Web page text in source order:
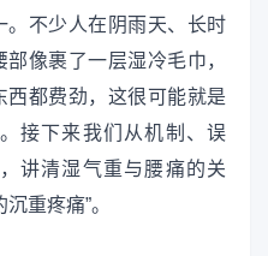
。不少人在阴雨天、长时
像裹了一层湿冷毛巾，
西都费劲，这很可能就是
接下来我们从机制、误
讲清湿气重与腰痛的关
重疼痛”。